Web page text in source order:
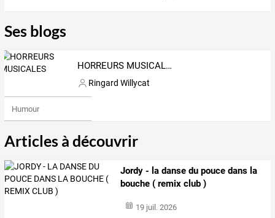
Ses blogs
HORREURS MUSICALES
Ringard Willycat
Humour
Articles à découvrir
Jordy - la danse du pouce dans la
bouche ( remix club )
19 juil. 2026